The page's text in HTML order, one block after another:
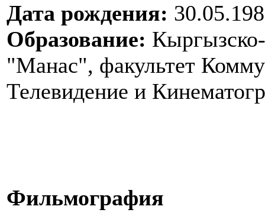
Дата рождения:
Образование:
"Манас", факультет
Телевидение и
Фильмография